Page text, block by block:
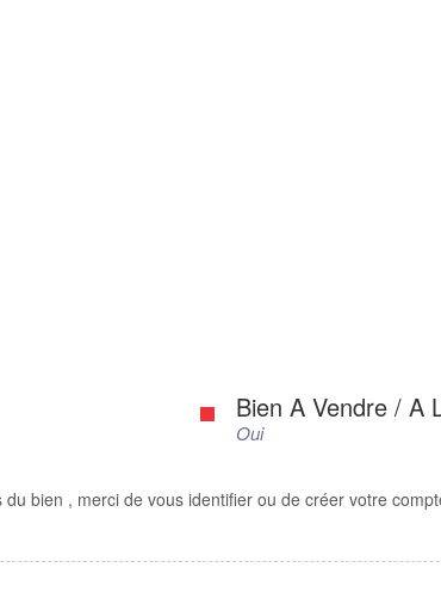
Bien A Vendre / A
Oui
bien , merci de vous identifier ou de créer votre